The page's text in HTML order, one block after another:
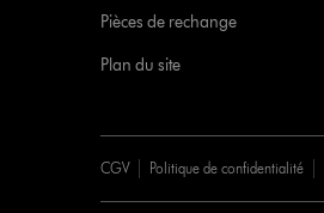
Pièces de rechange
Plan du site
CGV Politique de confidentialité